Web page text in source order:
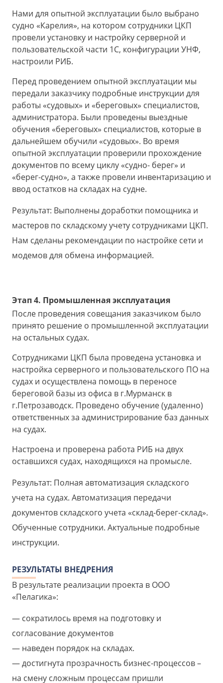
Нами для опытной эксплуатации было выбрано
судно «Карелия», на котором сотрудники ЦКП
провели установку и настройку серверной и
пользовательской части 1С, конфигурации УНФ,
настроили РИБ.
Перед проведением опытной эксплуатации мы
передали заказчику подробные инструкции для
работы «судовых» и «береговых» специалистов,
администратора. Были проведены выездные
обучения «береговых» специалистов, которые в
дальнейшем обучили «судовых». Во время
опытной эксплуатации проверили прохождение
документов по всему циклу «судно- берег» и
«берег-судно», а также провели инвентаризацию и
ввод остатков на складах на судне.
Результат: Выполнены доработки помощника и
мастеров по складскому учету сотрудниками ЦКП.
Нам сделаны рекомендации по настройке сети и
модемов для обмена информацией.
Этап 4. Промышленная эксплуатация
После проведения совещания заказчиком было
принято решение о промышленной эксплуатации
на остальных судах.
Сотрудниками ЦКП была проведена установка и
настройка серверного и пользовательского ПО на
судах и осуществлена помощь в переносе
береговой базы из офиса в г.Мурманск в
г.Петрозаводск. Проведено обучение (удаленно)
ответственных за администрирование баз данных
на судах.
Настроена и проверена работа РИБ на двух
оставшихся судах, находящихся на промысле.
Результат: Полная автоматизация складского
учета на судах. Автоматизация передачи
документов складского учета «склад-берег-склад».
Обученные сотрудники. Актуальные подробные
инструкции.
РЕЗУЛЬТАТЫ ВНЕДРЕНИЯ
В результате реализации проекта в ООО
«Пелагика»:
сократилось время на подготовку и
согласование документов
наведен порядок на складах.
достигнута прозрачность бизнес-процессов –
на смену сложным процессам пришли